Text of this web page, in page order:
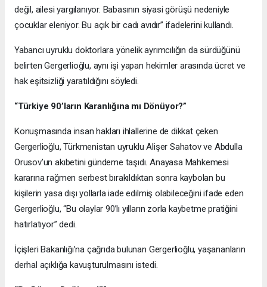
değil, ailesi yargılanıyor. Babasının siyasi görüşü nedeniyle
çocuklar eleniyor. Bu açık bir cadı avıdır” ifadelerini kullandı.
Yabancı uyruklu doktorlara yönelik ayrımcılığın da sürdüğünü
belirten Gergerlioğlu, aynı işi yapan hekimler arasında ücret ve
hak eşitsizliği yaratıldığını söyledi.
“Türkiye 90’ların Karanlığına mı Dönüyor?”
Konuşmasında insan hakları ihlallerine de dikkat çeken
Gergerlioğlu, Türkmenistan uyruklu Alişer Sahatov ve Abdulla
Orusov’un akıbetini gündeme taşıdı. Anayasa Mahkemesi
kararına rağmen serbest bırakıldıktan sonra kaybolan bu
kişilerin yasa dışı yollarla iade edilmiş olabileceğini ifade eden
Gergerlioğlu, “Bu olaylar 90’lı yılların zorla kaybetme pratiğini
hatırlatıyor” dedi.
İçişleri Bakanlığı’na çağrıda bulunan Gergerlioğlu, yaşananların
derhal açıklığa kavuşturulmasını istedi.